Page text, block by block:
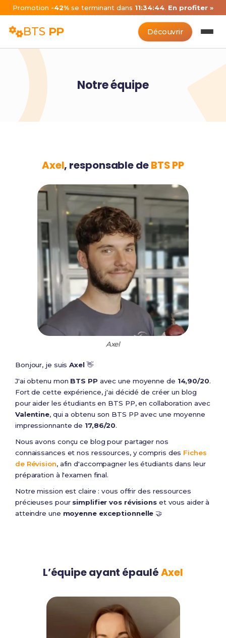
Promotion -42% se terminant dans 11:34:43. En profiter »
BTS PP Découvrir
Notre équipe
Axel, responsable deBTS PP
Axel
Bonjour, je suisAxel👋
J'ai obtenu mon BTS PP avec une moyenne de 14,90/20.
Fort de cette expérience, j'ai décidé de créer un blog
pour aider les étudiants en BTS PP, en collaboration avec
Valentine, qui a obtenu son BTS PP avec une moyenne
impressionnante de 17,86/20.
Nous avons conçu ce blog pour partager nos
connaissances et nos ressources, y compris des Fiches
de Révision, afin d'accompagner les étudiants dans leur
préparation à l'examen final.
Notre mission est claire : vous offrir des ressources
précieuses pour simplifier vos révisionset vous aider à
atteindre une moyenne exceptionnelle 🤝
L’équipe ayant épauléAxel